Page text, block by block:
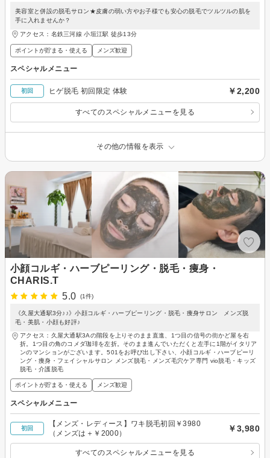
美容室と併設の脱毛サロン★皮膚の弱い方やお子様でも安心の脱毛でツルツルの肌を
手に入れませんか？
アクセス：名鉄三河線 小垣江駅 徒歩13分
ポイントが貯まる・使える メンズ歓迎
スペシャルメニュー
初回 ヒゲ脱毛 初回限定 体験 ￥2,200
すべてのスペシャルメニューを見る
その他の情報を表示
小顔コルギ・ハーブピーリング・脱毛・痩身・
CHARIS.T
5.0
(1件)
《久屋大通駅3分♪♪》小顔コルギ・ハーブピーリング・脱毛・痩身サロン メンズ脱
毛・美肌・小顔も好評♪
アクセス：久屋大通駅3Aの階段を上りそのまま直進、1つ目の信号の街かど屋を右
折。1つ目の角のコメダ珈琲を左折。そのまま進んでいただくと左手に1階がイタリア
ンのマンションがございます。501をお呼び出し下さい、小顔コルギ・ハーブピーリ
ング・痩身・フェイシャルサロン メンズ脱毛・メンズ毛穴ケア専門 vio脱毛・キッズ
脱毛・介護脱毛
ポイントが貯まる・使える メンズ歓迎
スペシャルメニュー
初回
【メンズ・レディース】ワキ脱毛初回￥3980
（メンズは＋￥2000）
￥3,980
すべてのスペシャルメニューを見る